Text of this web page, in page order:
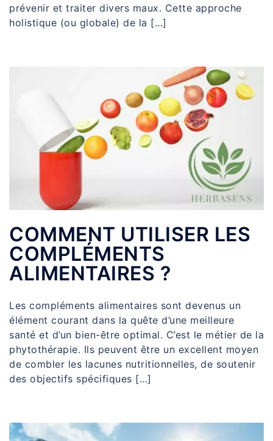
prévenir et traiter divers maux. Cette approche
holistique (ou globale) de la […]
COMMENT UTILISER LES
COMPLÉMENTS
ALIMENTAIRES ?
Les compléments alimentaires sont devenus un
élément courant dans la quête d’une meilleure
santé et d’un bien-être optimal. C’est le métier de la
phytothérapie. Ils peuvent être un excellent moyen
de combler les lacunes nutritionnelles, de soutenir
des objectifs spécifiques […]